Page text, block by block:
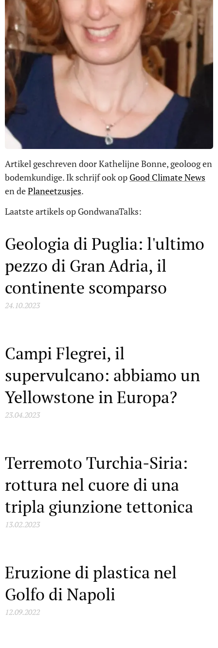
Artikel geschreven door Kathelijne Bonne, geoloog en
bodemkundige. Ik schrijf ook op Good Climate News
en dePlaneetzusjes.
Laatste artikels op GondwanaTalks:
Geologia di Puglia: l'ultimo
pezzo di Gran Adria, il
continente scomparso
24.10.2023
Campi Flegrei, il
supervulcano: abbiamo un
Yellowstone in Europa?
23.04.2023
Terremoto Turchia-Siria:
rottura nel cuore di una
tripla giunzione tettonica
13.02.2023
Eruzione di plastica nel
Golfo di Napoli
12.09.2022